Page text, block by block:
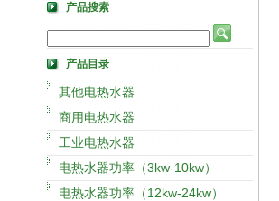
产品搜索
产品目录
其他电热水器
商用电热水器
工业电热水器
电热水器功率（3kw-10kw）
电热水器功率（12kw-24kw）